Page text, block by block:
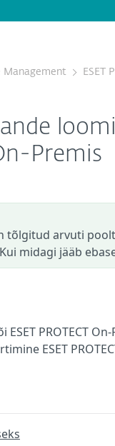
Management ESET
Premis
tõlgitud arvuti
midagi jääb
ESET PROTECT
ESET